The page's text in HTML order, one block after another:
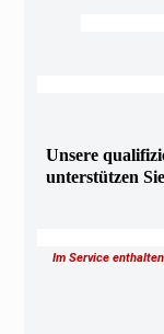
Unsere
unterstützen
Im Service